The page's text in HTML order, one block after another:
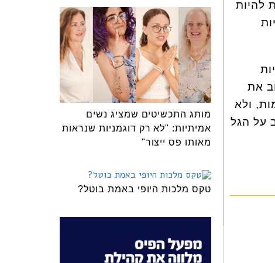
להיות
את
ולא
על הגל
מותג התכשיטים שמציג נשים
אמיתיות: "לא רק דוגמניות שנראות
מאותו פס ייצור"
טקס מלכות היופי באמת בוטל?